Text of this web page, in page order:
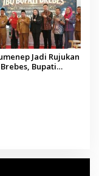
Jadi Rujukan
Bupati